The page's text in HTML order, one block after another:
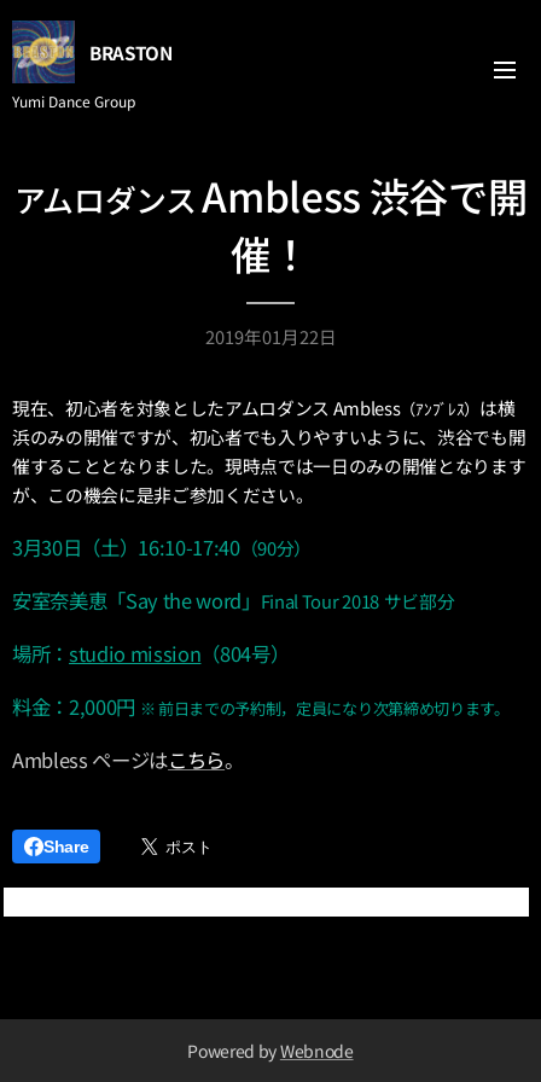
BRASTON
Yumi Dance Group
アムロダンスAmbless 渋谷で開
催！
2019年01月22日
現在、初心者を対象としたアムロダンス Ambless（ｱﾝﾌﾞﾚｽ） は横
浜のみの開催ですが、初心者でも入りやすいように、渋谷でも開
催することとなりました。現時点では一日のみの開催となります
が、この機会に是非ご参加ください。
3月30日（土）16:10-17:40（90分）
安室奈美恵「Say the word」 Final Tour 2018 サビ部分
場所：studio mission （804号）
料金：2,000円 ※前日までの予約制，定員になり次第締め切ります。
Ambless ページはこちら。
Share
Powered byWebnode